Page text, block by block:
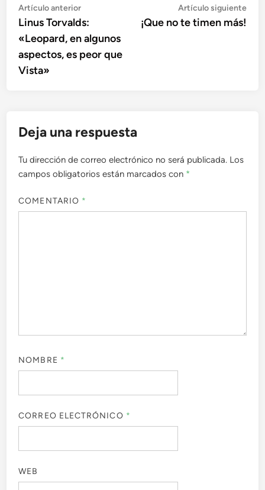
Navegación
de
entradas
Artículo anteriorArtículo
anterior:
Linus Torvalds:
«Leopard, en algunos
aspectos, es peor que
Vista»
Artículo siguiente
¡Que no te timen más!
Deja una respuesta
Tu dirección de correo electrónico no será publicada. Los
campos obligatorios están marcados con *
COMENTARIO *
NOMBRE *
CORREO ELECTRÓNICO *
WEB